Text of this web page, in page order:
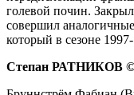
голевой почин.
совершил
который в сезоне
Степан РАТНИКОВ